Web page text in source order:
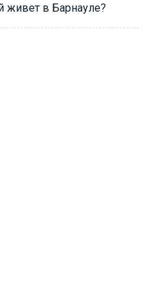
живет в Барнауле?